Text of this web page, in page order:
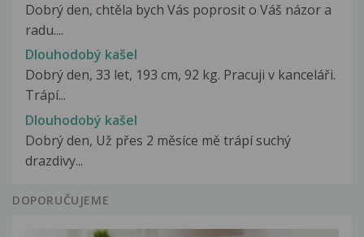
Dobrý den, chtěla bych Vás poprosit o Váš názor a
radu....
Dlouhodobý kašel
Dobrý den, 33 let, 193 cm, 92 kg. Pracuji v kanceláři.
Trápí...
Dlouhodobý kašel
Dobrý den, Už přes 2 měsíce mě trápí suchý
drazdivy...
DOPORUČUJEME